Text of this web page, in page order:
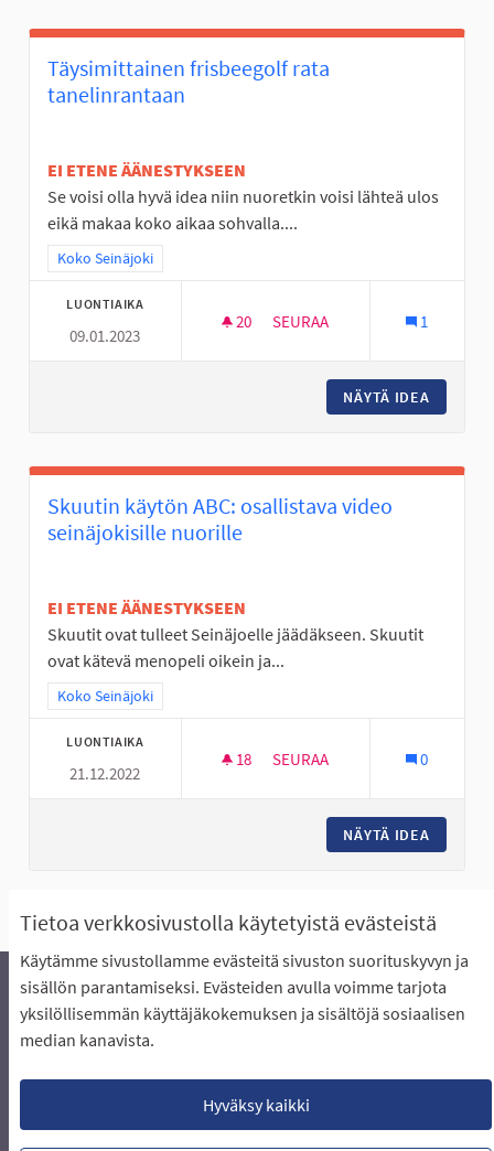
Tietoa verkkosivustolla käytetyistä evästeistä
Käytämme sivustollamme evästeitä sivuston suorituskyvyn ja
sisällön parantamiseksi. Evästeiden avulla voimme tarjota
yksilöllisemmän käyttäjäkokemuksen ja sisältöjä sosiaalisen
median kanavista.
Hyväksy kaikki
Täysimittainen frisbeegolf rata
tanelinrantaan
EI ETENE ÄÄNESTYKSEEN
Se voisi olla hyvä idea niin nuoretkin voisi lähteä ulos
eikä makaa koko aikaa sohvalla....
Rajaa tulokset teeman mukaan: Koko Seinäjoki
Koko Seinäjoki
LUONTIAIKA
09.01.2023
20 20 SEURAAJAA
SEURAA 1
NÄYTÄ IDEA
Skuutin käytön ABC: osallistava video
seinäjokisille nuorille
EI ETENE ÄÄNESTYKSEEN
Skuutit ovat tulleet Seinäjoelle jäädäkseen. Skuutit
ovat kätevä menopeli oikein ja...
Rajaa tulokset teeman mukaan: Koko Seinäjoki
Koko Seinäjoki
LUONTIAIKA
21.12.2022
18 18 SEURAAJAA
SEURAA 0
NÄYTÄ IDEA
Näytä kaikki peruutetut ideat
Äänestyksen pikaohjeet
Usein kysytyt kysymykset
Näin äänestät Asukasbudjetissa
Lataa avoimet datatiedostot
Evästeasetukset